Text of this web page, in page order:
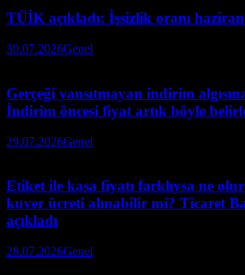
TÜİK açıkladı: İşsizlik oranı
30.07.2026Genel
Gerçeği yansıtmayan indirim
İndirim öncesi fiyat artık böyle
29.07.2026Genel
Etiket ile kasa fiyatı farklıysa ne
kuver ücreti alınabilir mi? Ticaret
açıkladı
28.07.2026Genel